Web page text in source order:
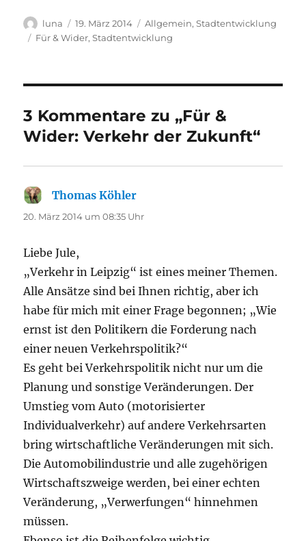
Autor
luna
Veröffentlicht
am
19. März 2014 Kategorien
Allgemein,Stadtentwicklung
Schlagwörter
Für & Wider,Stadtentwicklung
3 Kommentare zu „Für &
Wider: Verkehr der Zukunft“
Thomas Köhler
20. März 2014 um 08:35 Uhr
Liebe Jule,
„Verkehr in Leipzig“ ist eines meiner Themen.
Alle Ansätze sind bei Ihnen richtig, aber ich
habe für mich mit einer Frage begonnen; „Wie
ernst ist den Politikern die Forderung nach
einer neuen Verkehrspolitik?“
Es geht bei Verkehrspolitik nicht nur um die
Planung und sonstige Veränderungen. Der
Umstieg vom Auto (motorisierter
Individualverkehr) auf andere Verkehrsarten
bring wirtschaftliche Veränderungen mit sich.
Die Automobilindustrie und alle zugehörigen
Wirtschaftszweige werden, bei einer echten
Veränderung, „Verwerfungen“ hinnehmen
müssen.